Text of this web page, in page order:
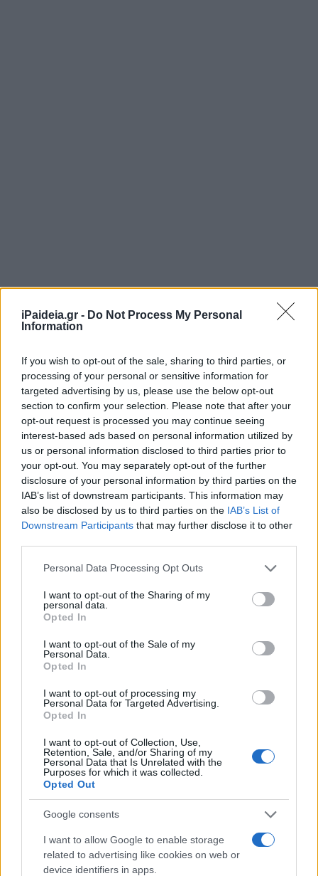
iPaideia.gr - Do Not Process My Personal
Information
If you wish to opt-out of the sale, sharing to third parties, or
processing of your personal or sensitive information for
targeted advertising by us, please use the below opt-out
section to confirm your selection. Please note that after your
opt-out request is processed you may continue seeing
interest-based ads based on personal information utilized by
us or personal information disclosed to third parties prior to
your opt-out. You may separately opt-out of the further
disclosure of your personal information by third parties on the
IAB’s list of downstream participants. This information may
also be disclosed by us to third parties on the IAB’s List of
Downstream Participants that may further disclose it to other
Please note that this website/app uses one or more Google
not limited to your visit or usage behaviour. You may click to
grant or deny consent to Google and its third-party tags to
use your data for below specified purposes in below Google
consent section.
Personal Data Processing Opt Outs
I want to opt-out of the Sharing of my
personal data.
Opted In
I want to opt-out of the Sale of my
Personal Data.
Opted In
I want to opt-out of processing my
Personal Data for Targeted Advertising.
Opted In
I want to opt-out of Collection, Use,
Retention, Sale, and/or Sharing of my
Personal Data that Is Unrelated with the
Purposes for which it was collected.
Opted Out
Google consents
I want to allow Google to enable storage
related to advertising like cookies on web or
device identifiers in apps.